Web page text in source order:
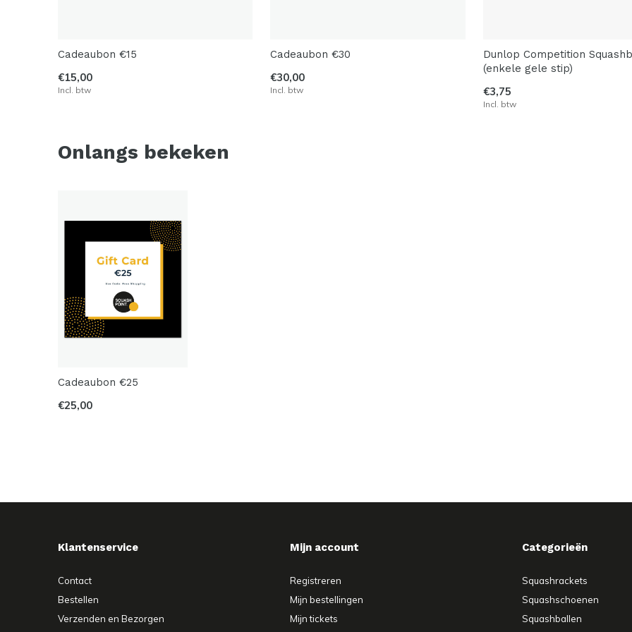
Cadeaubon €15
€15,00
Incl. btw
Cadeaubon €30
€30,00
Incl. btw
Dunlop Competition
(enkele gele stip)
€3,75
Incl. btw
Onlangs bekeken
Cadeaubon €25
€25,00
Klantenservice
Contact
Bestellen
Verzenden en Bezorgen
Mijn account
Registreren
Mijn bestellingen
Mijn tickets
Categorieën
Squashrackets
Squashschoenen
Squashballen